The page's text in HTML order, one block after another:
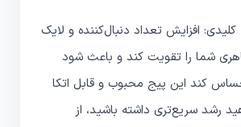
افزایش تعداد دنبال‌کننده و لایک
شما را تقویت کند و باعث شود
کند این پیج محبوب و قابل اتکا
رشد سریع‌تری داشته باشید، از